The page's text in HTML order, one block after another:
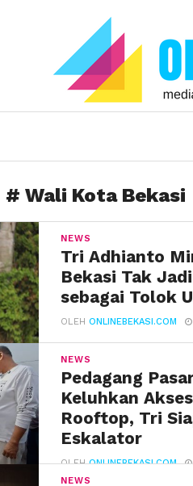
# Wali Kota Bekasi
NEWS
Tri Adhianto
Bekasi Tak
sebagai Tolok
OLEHONLINEBEKASI.COM
NEWS
Pedagang
Keluhkan
Rooftop, Tri
Eskalator
OLEHONLINEBEKASI.COM
NEWS